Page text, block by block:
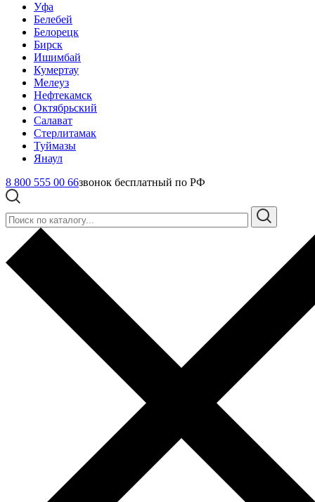
Уфа
Белебей
Белорецк
Бирск
Ишимбай
Кумертау
Мелеуз
Нефтекамск
Октябрьский
Салават
Стерлитамак
Туймазы
Янаул
8 800 555 00 66звонок бесплатный по РФ